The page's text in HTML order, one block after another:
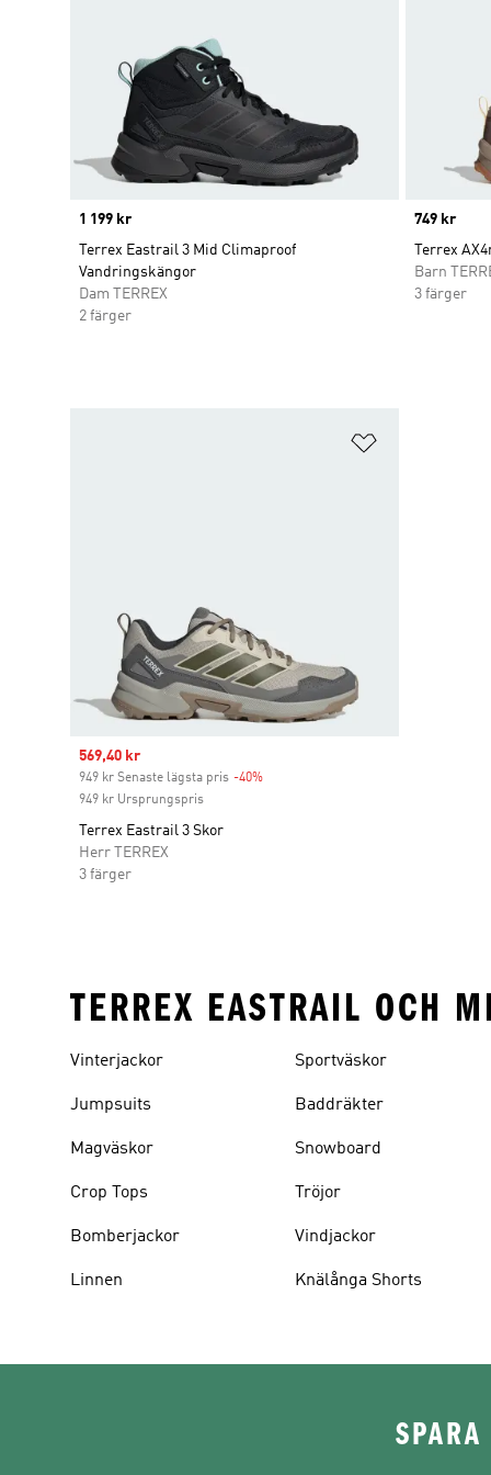
Price
1 199 kr
Terrex Eastrail 3 Mid Climaproof
Vandringskängor
Dam TERREX
2 färger
Price
749 kr
Terrex
Barn
3 färger
Sale price
569,40 kr
949 kr Senaste lägsta pris -40%
949 kr Ursprungspris
Terrex Eastrail 3 Skor
Herr TERREX
3 färger
TERREX EASTRAIL OCH
Vinterjackor
Jumpsuits
Magväskor
Crop Tops
Bomberjackor
Linnen
Sportväskor
Baddräkter
Snowboard
Tröjor
Vindjackor
Knälånga Shorts